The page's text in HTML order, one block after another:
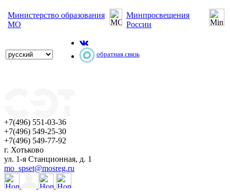
Министерство образования
МО
Минпросвещения
России
обратная связь
+7(496) 551-03-36
+7(496) 549-25-30
+7(496) 549-77-92
г. Хотьково
ул. 1-я Станционная, д. 1
mo_spset@mosreg.ru